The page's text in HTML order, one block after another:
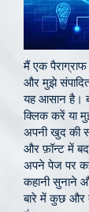
मैं एक
और मुझे
यह आसान है।
क्लिक करें या
अपनी खुद की
और फ़ॉन्ट में
अपने पेज पर
कहानी सुनाने
बारे में कुछ और